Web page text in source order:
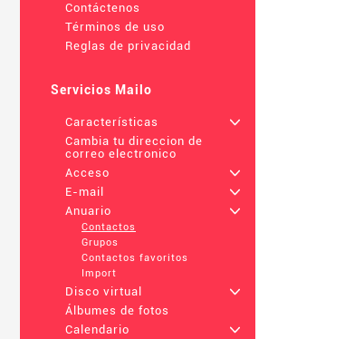
Contáctenos
Términos de uso
Reglas de privacidad
Servicios Mailo
Características
+
Cambia tu direccion de
correo electronico
Acceso
+
E-mail
+
Anuario
+
Contactos
Grupos
Contactos favoritos
Import
Disco virtual
+
Álbumes de fotos
Calendario
+